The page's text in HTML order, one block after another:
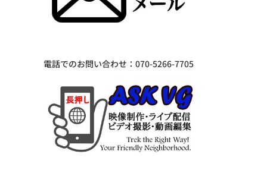
電話でのお問い合わせ：070-5266-7705